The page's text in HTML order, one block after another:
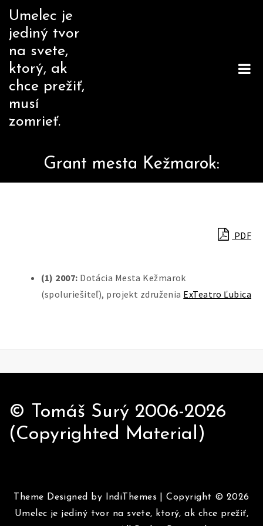
Skip
content
Umelec je
jediný tvor
na svete,
ktorý, ak
chce prežiť,
musí
zomrieť.
Grant mesta Kežmarok:
PDF
(1) 2007: Dotácia Mesta Kežmarok
(spoluriešiteľ), projekt združenia ExTeatro Ľubica
© Tomáš Surý 2006-2026
(Copyrighted Material)
Theme Designed by IndiThemes |Copyright © 2026
Umelec je jediný tvor na svete, ktorý, ak chce prežiť,